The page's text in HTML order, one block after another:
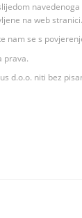
na web stranici.
se s
prava.
d.o.o. niti bez